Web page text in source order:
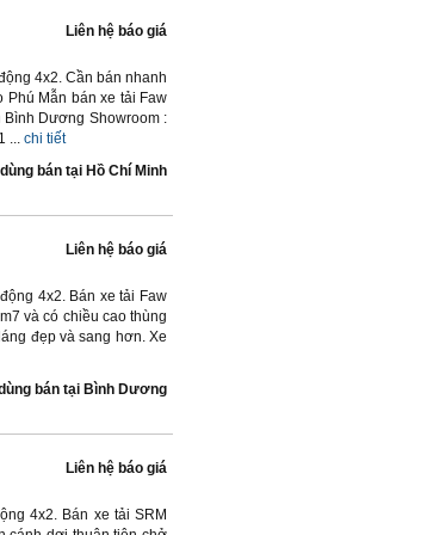
Liên hệ báo giá
4x2. Cần bán nhanh
Phú Mẫn bán xe tải Faw
Bình Dương Showroom :
... chi tiết
bán tại Hồ Chí Minh
Liên hệ báo giá
4x2. Bán xe tải Faw
và có chiều cao thùng
đẹp và sang hơn. Xe
bán tại Bình Dương
Liên hệ báo giá
4x2. Bán xe tải SRM